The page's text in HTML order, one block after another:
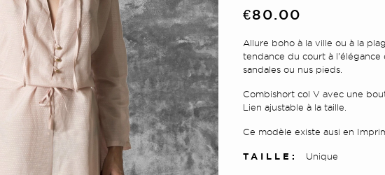
€80.00
Allure boho à la ville ou à la
tendance du court à l'élégance
sandales ou nus pieds.
Combishort col V avec une
Lien ajustable à la taille.
Ce modèle existe ausi en
TAILLE: Unique